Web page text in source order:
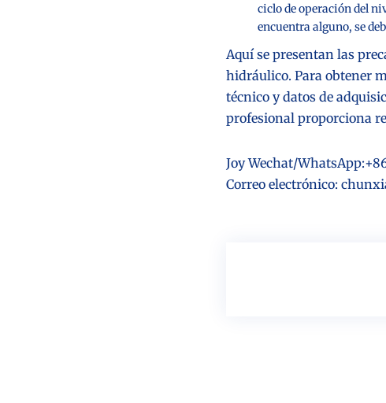
ciclo de operación del
encuentra alguno, se
Aquí se presentan las
hidráulico. Para obtener
técnico y datos de
profesional proporciona
Joy Wechat/
Correo electrónico: